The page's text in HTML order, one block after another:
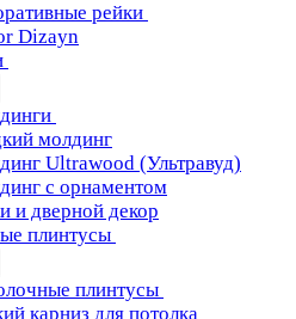
рейки
Dizayn
молдинг
Ultrawood (Ультравуд)
с орнаментом
и дверной декор
плинтусы
плинтусы
карниз для потолка